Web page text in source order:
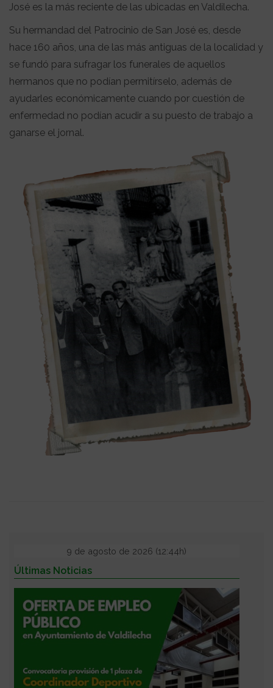
José es la más reciente de las ubicadas en Valdilecha.
Su hermandad del Patrocinio de San José es, desde
hace 160 años, una de las más antiguas de la localidad y
se fundó para sufragar los funerales de aquellos
hermanos que no podían permitírselo, además de
ayudarles económicamente cuando por cuestión de
enfermedad no podían acudir a su puesto de trabajo a
ganarse el jornal.
9 de agosto de 2026 (12:44h)
Últimas Noticias